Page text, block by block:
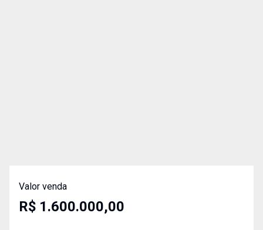
Valor venda
R$ 1.600.000,00